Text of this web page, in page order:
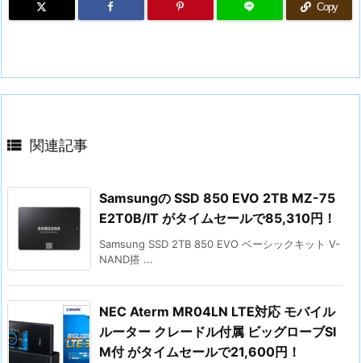
Copy
 関連記事
Samsungの SSD 850 EVO 2TB MZ-75
E2T0B/IT がタイムセールで85,310円！
Samsung SSD 2TB 850 EVO ベーシックキット V-
NAND搭 ...
NEC Aterm MR04LN LTE対応 モバイル
ルーター クレードル付属 ビッグローブSI
M付 がタイムセールで21,600円！